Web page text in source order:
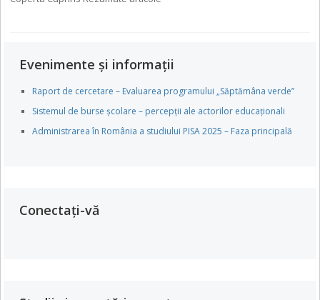
Evenimente și informații
Raport de cercetare – Evaluarea programului „Săptămâna verde”
Sistemul de burse școlare – percepții ale actorilor educaționali
Administrarea în România a studiului PISA 2025 – Faza principală
Conectați-vă